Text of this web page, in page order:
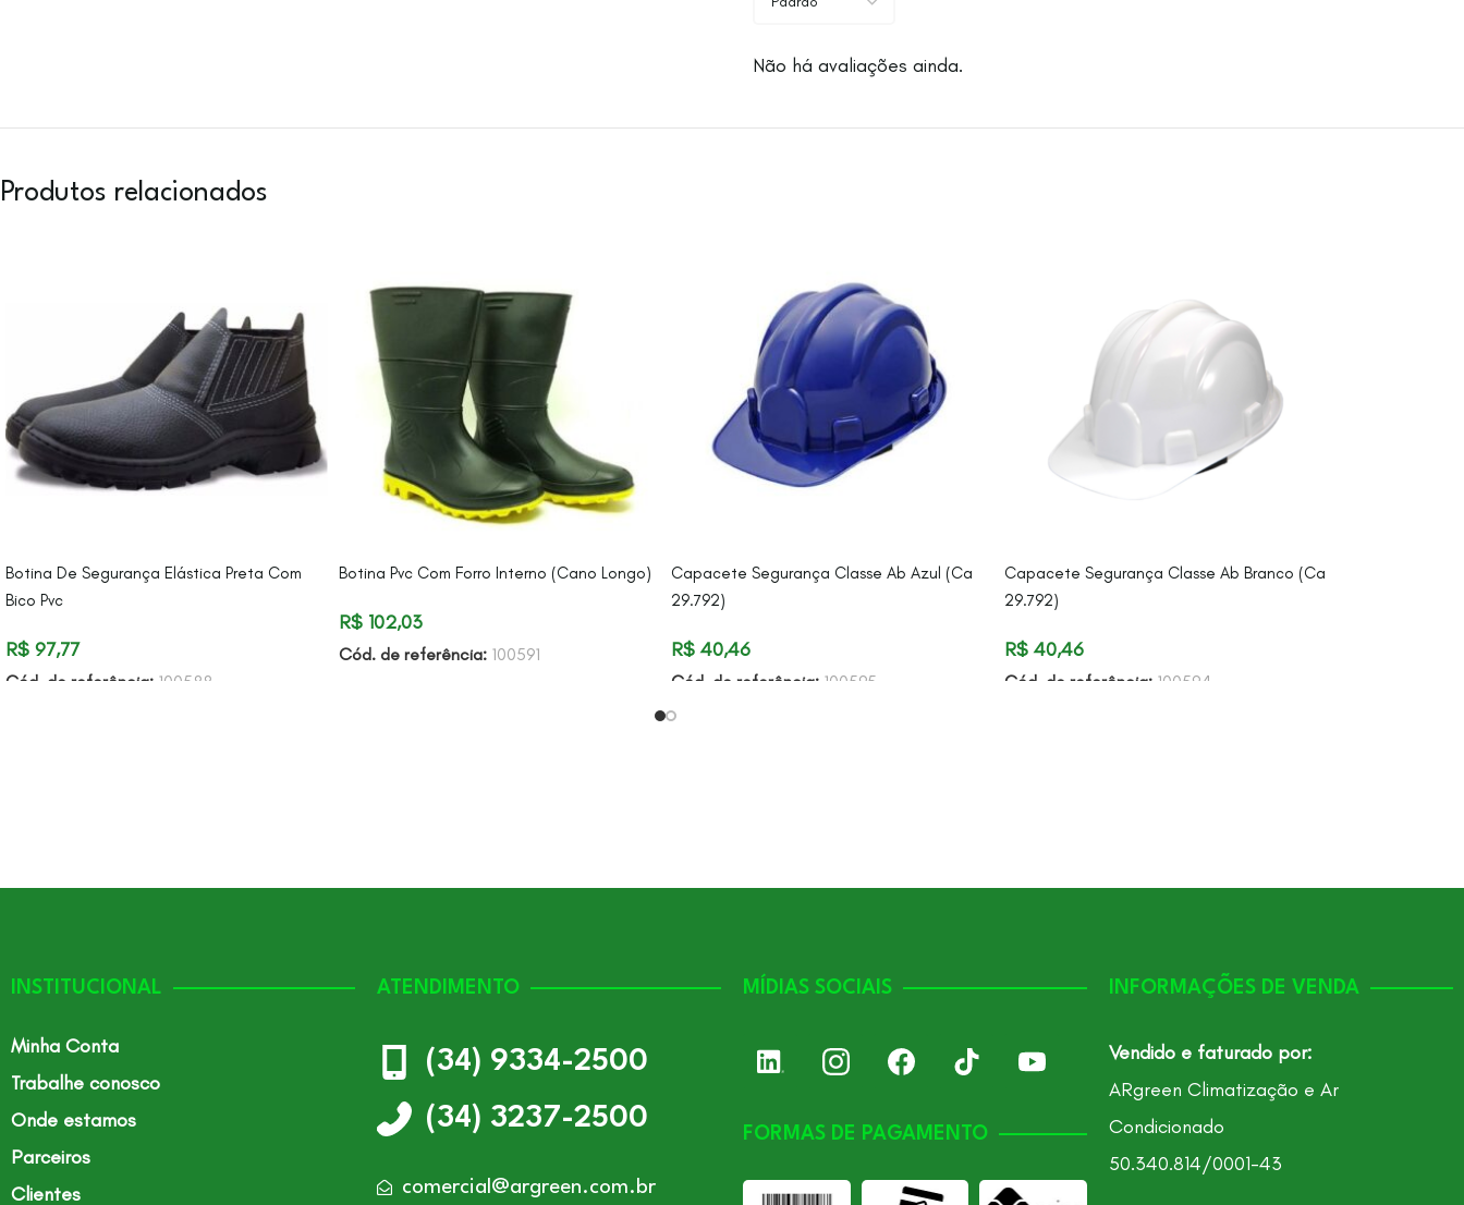
Não há avaliações ainda.
Produtos relacionados
Botina De Segurança Elástica Preta Com
Bico Pvc
R$ 97,77
Cód. de referência: 100588
Botina Pvc Com Forro Interno (Cano Longo)
R$102,03
Cód. de referência: 100591
Capacete Segurança Classe Ab Azul (Ca
29.792)
R$ 40,46
Cód. de referência: 100595
Capacete Segurança Classe Ab Branco (Ca
29.792)
R$40,46
Cód. de referência: 100594
INSTITUCIONAL
Minha Conta
Trabalhe conosco
Onde estamos
Parceiros
Clientes
ATENDIMENTO
(34) 9334-2500
(34) 3237-2500
comercial@argreen.com.br
MÍDIAS SOCIAIS
FORMAS DE PAGAMENTO
INFORMAÇÕES DE VENDA
Vendido e faturado por:
ARgreen Climatização e Ar
Condicionado
50.340.814/0001-43